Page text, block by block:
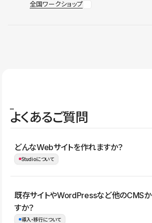
全国ワークショップ
よくあるご質問
どんなWebサイトを作れますか？
Studioについて
コーポレートサイト、サービスサイト、LP、採
グ・メディア、イベントサイト、店舗・商品紹
ォリオなど幅広く制作できます。
既存サイトやWordPressなど他のCMS
すか？
導入・移行について